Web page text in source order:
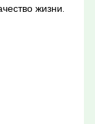
жизни.